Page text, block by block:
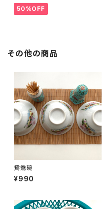
50%OFF
その他の商品
鴛鴦碗
¥990